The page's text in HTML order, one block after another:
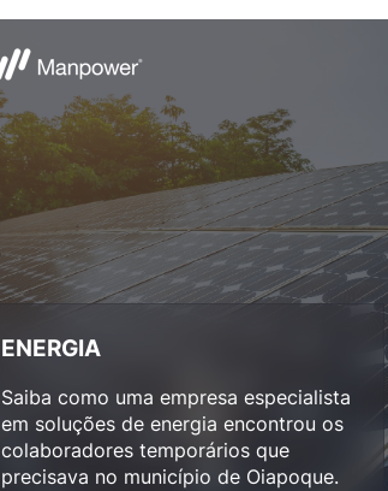
ENERGIA
Saiba como uma empresa especialista
em soluções de energia encontrou os
colaboradores temporários que
precisava no município de Oiapoque.